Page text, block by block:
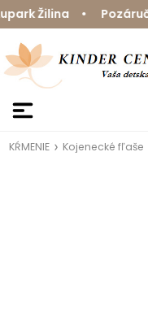
Žilina •
KŔMENIE Kojenecké fľaše